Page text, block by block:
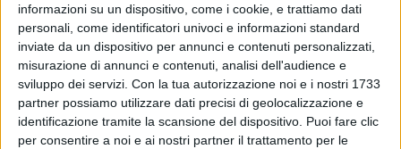
informazioni su un dispositivo, come i cookie, e trattiamo dati
personali, come identificatori univoci e informazioni standard
inviate da un dispositivo per annunci e contenuti personalizzati,
misurazione di annunci e contenuti, analisi dell'audience e
sviluppo dei servizi. Con la tua autorizzazione noi e i nostri 1733
partner possiamo utilizzare dati precisi di geolocalizzazione e
identificazione tramite la scansione del dispositivo. Puoi fare clic
per consentire a noi e ai nostri partner il trattamento per le
sola...' ero piccola, ma questo è ciò che mi ricordo
del momento in cui l’ho conosciuta. Auguro a tutti un
rapporto come il nostro e soprattutto auguro a te,
amore mio, una giornata bellissima come sei tu, da
sempre. Buon Compleanno Silvia!”, aveva raccontato.